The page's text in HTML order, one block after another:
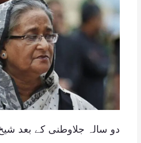
دو سالہ جلاوطنی کے بعد